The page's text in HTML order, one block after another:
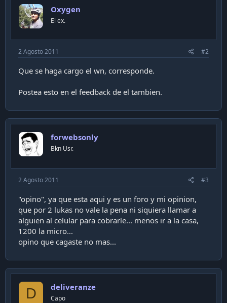
Oxygen
El ex.
2 Agosto 2011 #2
Que se haga cargo el wn, corresponde.
Postea esto en el feedback de el tambien.
forwebsonly
Bkn Usr.
2 Agosto 2011 #3
"opino", ya que esta aqui y es un foro y mi opinion,
que por 2 lukas no vale la pena ni siquiera llamar a
alguien al celular para cobrarle... menos ir a la casa,
1200 la micro...
opino que cagaste no mas...
D deliveranze
Capo